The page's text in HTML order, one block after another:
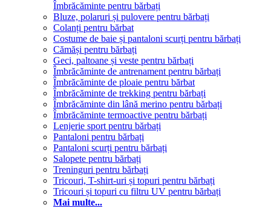
Îmbrăcăminte pentru bărbați
Bluze, polaruri și pulovere pentru bărbați
Colanți pentru bărbat
Costume de baie și pantaloni scurți pentru bărbați
Cămăși pentru bărbați
Geci, paltoane și veste pentru bărbați
Îmbrăcăminte de antrenament pentru bărbați
Îmbrăcăminte de ploaie pentru bărbat
Îmbrăcăminte de trekking pentru bărbați
Îmbrăcăminte din lână merino pentru bărbați
Îmbrăcăminte termoactive pentru bărbați
Lenjerie sport pentru bărbați
Pantaloni pentru bărbați
Pantaloni scurți pentru bărbați
Salopete pentru bărbați
Treninguri pentru bărbați
Tricouri, T-shirt-uri și topuri pentru bărbați
Tricouri și topuri cu filtru UV pentru bărbați
Mai multe...